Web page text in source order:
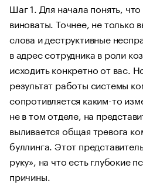
Шаг 1. Для начала понять,
виноваты. Точнее, не только
слова и деструктивные
в адрес сотрудника в роли
исходить конкретно от вас.
результат работы системы
сопротивляется каким-то
не в том отделе, на
выливается общая тревога
буллинга. Этот
руку», на что есть глубокие
причины.